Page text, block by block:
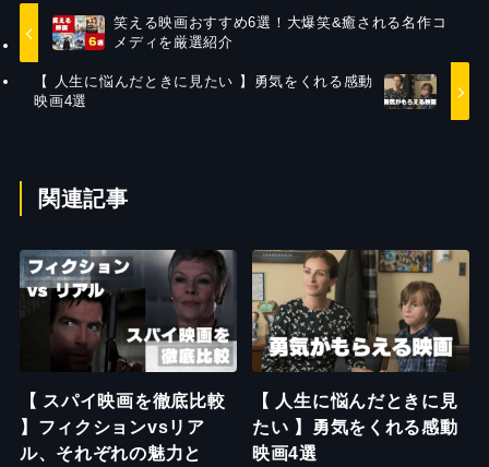
笑える映画おすすめ6選！大爆笑&癒される名作コ
メディを厳選紹介
【 人生に悩んだときに見たい 】勇気をくれる感動
映画4選
関連記事
【 スパイ映画を徹底比較
】フィクションvsリア
ル、それぞれの魅力と
【 人生に悩んだときに見
たい 】勇気をくれる感動
映画4選